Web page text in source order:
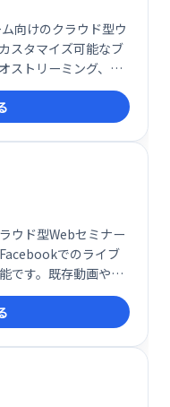
向けのクラウド型ウ
スタマイズ可能なブ
ストリーミング、画
イベント開催と顧客
ます。詳細な分析機
見込み客の育成や顧
。
ウド型Webセミナー
でのライブ
です。既存動画やス
用して魅力的なウェ
ンタラクティブな機
メントを高め、効果
ます。